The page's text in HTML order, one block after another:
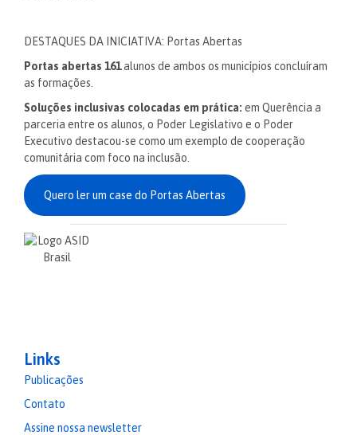
DESTAQUES DA INICIATIVA: Portas Abertas
Portas abertas 161alunos de ambos os municípios concluíram
as formações.
Soluções inclusivas colocadas em prática: em Querência a
parceria entre os alunos, o Poder Legislativo e o Poder
Executivo destacou-se como um exemplo de cooperação
comunitária com foco na inclusão.
Quero ler um case do Portas Abertas
Links
Publicações
Contato
Assine nossa newsletter